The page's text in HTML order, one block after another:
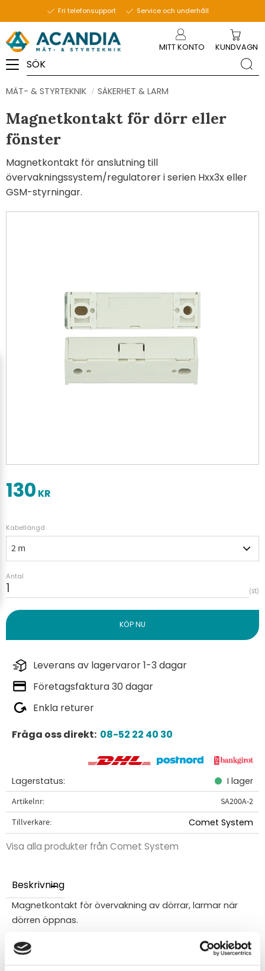
Fri telefonsupport Service och underhåll
MITT KONTO KUNDVAGN
MÄT- & STYRTEKNIK SÄKERHET & LARM
Magnetkontakt för dörr eller
fönster
Magnetkontakt för anslutning till
övervakningssystem/regulatorer i serien Hxx3x eller
GSM-styrningar.
130 KR
Kabellängd
Antal
st
Leverans av lagervaror 1-3 dagar
Företagsfaktura 30 dagar
Enkla returer
Fråga oss direkt: 08-52 22 40 30
Lagerstatus I lager
Artikelnr
SA200A-2
Tillverkare
Comet System
Visa alla produkter från Comet System
Beskrivning
Magnetkontakt för övervakning av dörrar, larmar när
dörren öppnas.
För anslutning till
övervakningssystem/regulatorer/vakter